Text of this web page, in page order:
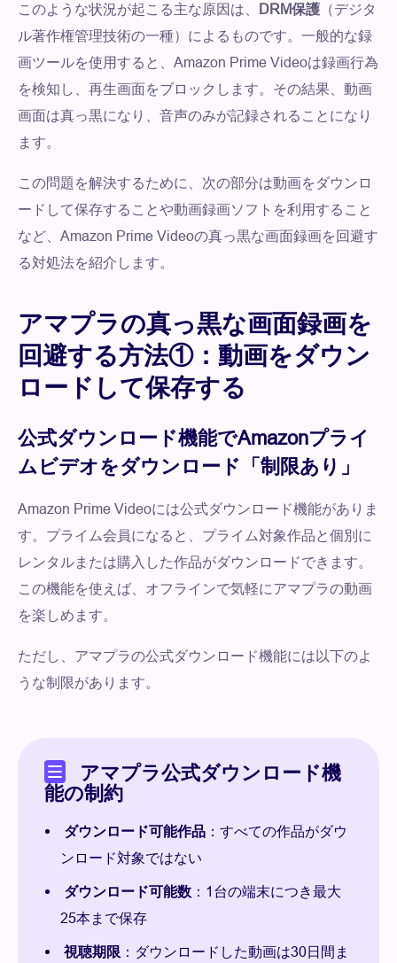
このような状況が起こる主な原因は、 DRM保護 （デジタ
ル著作権管理技術の一種）によるものです。一般的な録
画ツールを使用すると、Amazon Prime Videoは録画行為
を検知し、再生画面をブロックします。その結果、動画
画面は真っ黒になり、音声のみが記録されることになり
ます。
この問題を解決するために、次の部分は動画をダウンロ
ードして保存することや動画録画ソフトを利用すること
など、Amazon Prime Videoの真っ黒な画面録画を回避す
る対処法を紹介します。
アマプラの真っ黒な画面録画を
回避する方法①：動画をダウン
ロードして保存する
公式ダウンロード機能でAmazonプライ
ムビデオをダウンロード「制限あり」
Amazon Prime Videoには公式ダウンロード機能がありま
す。プライム会員になると、プライム対象作品と個別に
レンタルまたは購入した作品がダウンロードできます。
この機能を使えば、オフラインで気軽にアマプラの動画
を楽しめます。
ただし、アマプラの公式ダウンロード機能には以下のよ
うな制限があります。
アマプラ公式ダウンロード機
能の制約
ダウンロード可能作品 ：すべての作品がダウ
ンロード対象ではない
ダウンロード可能数 ：1台の端末につき最大
25本まで保存
視聴期限 ：ダウンロードした動画は30日間ま